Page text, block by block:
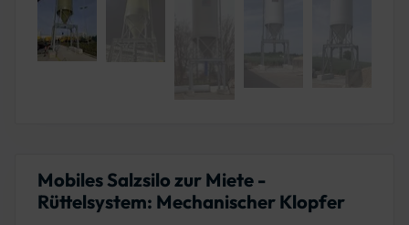
Mobiles Salzsilo zur Miete -
Rüttelsystem: Mechanischer Klopfer